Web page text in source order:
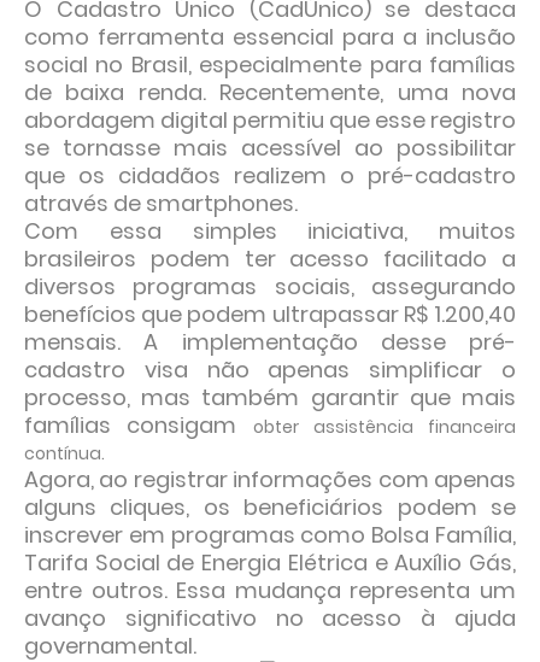
O Cadastro Único (CadÚnico) se destaca
como ferramenta essencial para a inclusão
social no Brasil, especialmente para famílias
de baixa renda. Recentemente, uma nova
abordagem digital permitiu que esse registro
se tornasse mais acessível ao possibilitar
que os cidadãos realizem o pré-cadastro
através de smartphones.
Com essa simples iniciativa, muitos
brasileiros podem ter acesso facilitado a
diversos programas sociais, assegurando
benefícios que podem ultrapassar R$ 1.200,40
mensais. A implementação desse pré-
cadastro visa não apenas simplificar o
processo, mas também garantir que mais
famílias consigam
obter assistência financeira
contínua.
Agora, ao registrar informações com apenas
alguns cliques, os beneficiários podem se
inscrever em programas como Bolsa Família,
Tarifa Social de Energia Elétrica e Auxílio Gás,
entre outros. Essa mudança representa um
avanço significativo no acesso à ajuda
governamental.